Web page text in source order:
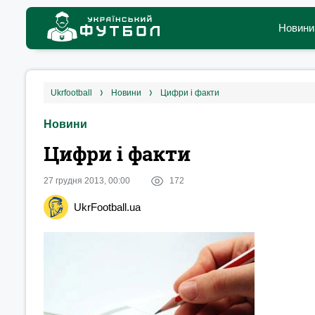
Новини
ukrfootball новини Цифри і факти
Новини
Цифри і факти
27 грудня 2013, 00:00 172
UkrFootball.ua